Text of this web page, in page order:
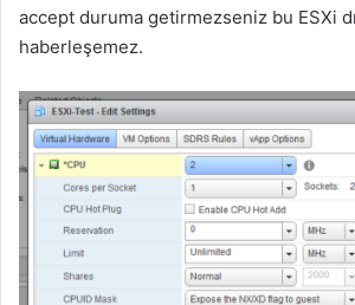
accept duruma getirmezseniz bu ESXi
haberleşemez.